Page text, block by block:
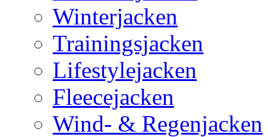
Winterjacken
Trainingsjacken
Lifestylejacken
Fleecejacken
Wind- & Regenjacken